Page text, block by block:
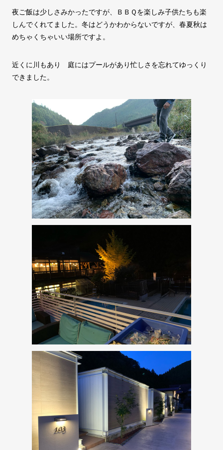
夜ご飯は少しさみかったですが、ＢＢＱを楽しみ子供たちも楽
しんでくれてました。冬はどうかわからないですが、春夏秋は
めちゃくちゃいい場所ですよ。
近くに川もあり 庭にはプールがあり忙しさを忘れてゆっくり
できました。